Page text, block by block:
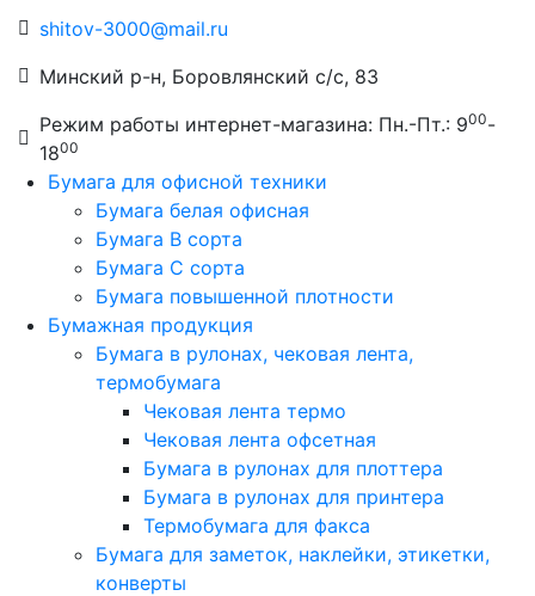
shitov-3000@mail.ru
Минский р-н, Боровлянский с/с, 83
Режим работы интернет-магазина: Пн.-Пт.: 900-
1800
Бумага для офисной техники
Бумага белая офисная
Бумага B сорта
Бумага C сорта
Бумага повышенной плотности
Бумажная продукция
Бумага в рулонах, чековая лента,
термобумага
Чековая лента термо
Чековая лента офсетная
Бумага в рулонах для плоттера
Бумага в рулонах для принтера
Термобумага для факса
Бумага для заметок, наклейки, этикетки,
конверты